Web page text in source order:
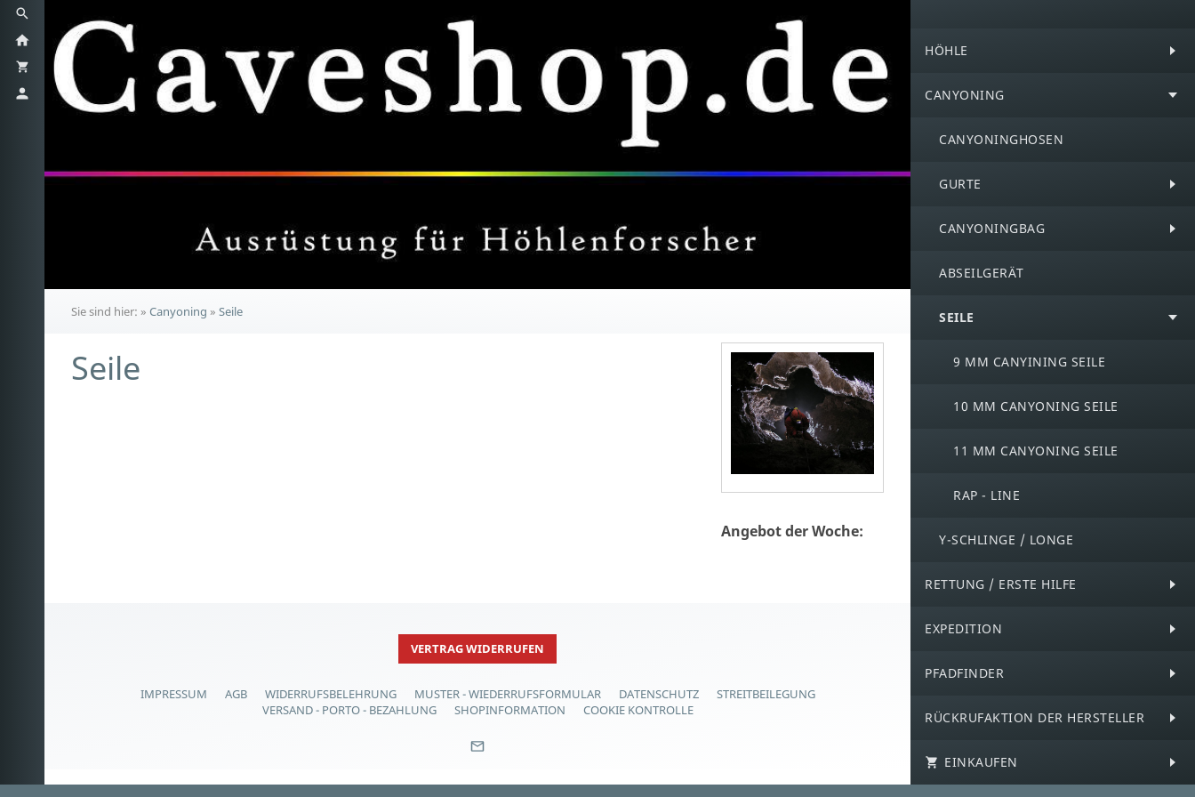
HÖHLE
CANYONING
CANYONINGHOSEN
GURTE
CANYONINGBAG
ABSEILGERÄT
SEILE
9 MM CANYINING SEILE
10 MM CANYONING SEILE
11 MM CANYONING SEILE
RAP - LINE
Y-SCHLINGE / LONGE
RETTUNG / ERSTE HILFE
EXPEDITION
PFADFINDER
RÜCKRUFAKTION DER HERSTELLER
EINKAUFEN
Sie sind hier: » Canyoning » Seile
Seile
Angebot der Woche:
VERTRAG WIDERRUFEN
IMPRESSUM AGB WIDERRUFSBELEHRUNG MUSTER - WIEDERRUFSFORMULAR DATENSCHUTZ
STREITBEILEGUNG
VERSAND - PORTO - BEZAHLUNG
SHOPINFORMATION COOKIE KONTROLLE